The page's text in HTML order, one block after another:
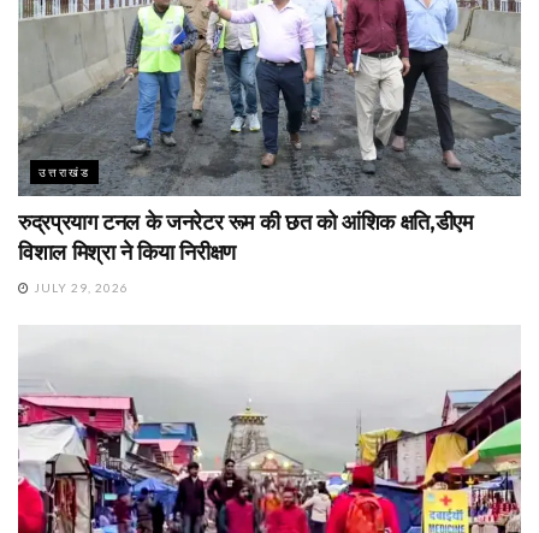
उत्तराखंड
रुद्रप्रयाग टनल के जनरेटर रूम की छत को आंशिक क्षति,डीएम
विशाल मिश्रा ने किया निरीक्षण
JULY 29, 2026